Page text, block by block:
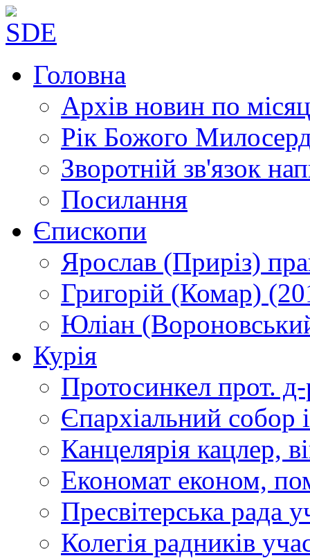
Головна
Архів новин по
Рік Божого
Зворотній зв'язок
Посилання
Єпископи
Ярослав (Приріз)
Григорій (Комар)
Юліан
Курія
Протосинкел прот.
Єпархіальний собор
Канцелярія кацлер,
Економат економ,
Пресвітерська рада
Колегія радників